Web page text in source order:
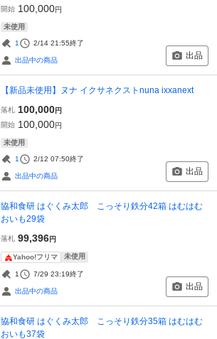
開始 100,000円
未使用
1 2/14 21:55終了
出品中の商品 出品
【新品未使用】ヌナ イクサネクストnuna ixxanext
落札 100,000円
開始 100,000円
未使用
1 2/12 07:50終了
出品中の商品 出品
協和食研 はぐくみ太郎 こっそり鉄分42箱 はむはむ
おいも29袋
落札 99,396円
Yahoo!フリマ 未使用
1 7/29 23:19終了
出品中の商品 出品
協和食研 はぐくみ太郎 こっそり鉄分35箱 はむはむ
おいも37袋